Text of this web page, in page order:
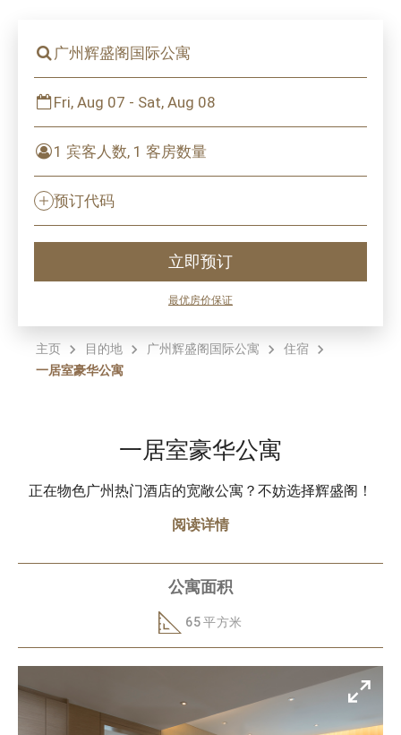
广州辉盛阁国际公寓
Fri, Aug 07 - Sat, Aug 08
1 宾客人数, 1 客房数量
预订代码
立即预订
最优房价保证
主页 目的地 广州辉盛阁国际公寓
住宿
一居室豪华公寓
一居室豪华公寓
正在物色广州热门酒店的宽敞公寓？不妨选择辉盛阁！
阅读详情
公寓面积
65 平方米